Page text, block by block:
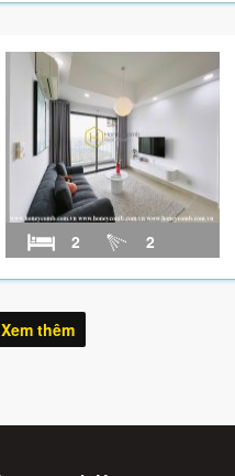
2 2
Xem thêm